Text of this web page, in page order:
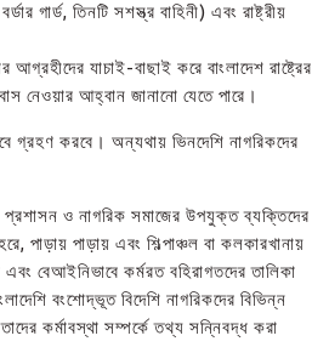
তিনটি সশস্ত্র বাহিনী) এবং রাষ্ট্রীয়
যাচাই-বাছাই করে বাংলাদেশ রাষ্ট্রের
নেওয়ার আহ্বান জানানো যেতে পারে।
গ্রহণ করবে। অন্যথায় ভিনদেশি নাগরিকদের
প্রশাসন ও নাগরিক সমাজের উপযুক্ত ব্যক্তিদের
পাড়ায় পাড়ায় এবং শিল্পাঞ্চল বা কলকারখানায়
বেআইনিভাবে কর্মরত বহিরাগতদের তালিকা
বংশোদ্ভূত বিদেশি নাগরিকদের বিভিন্ন
কর্মাবস্থা সম্পর্কে তথ্য সন্নিবদ্ধ করা